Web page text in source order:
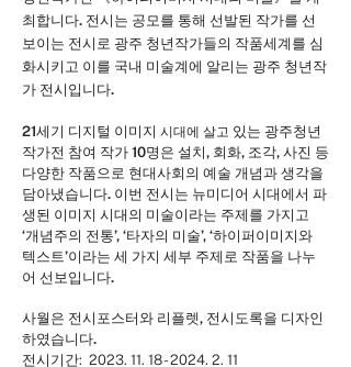
최합니다. 전시는 공모를 통해 선발된 작가를 선
보이는 전시로 광주 청년작가들의 작품세계를 심
화시키고 이를 국내 미술계에 알리는 광주 청년작
가 전시입니다.
21세기 디지털 이미지 시대에 살고 있는 광주청년
작가전 참여 작가 10명은 설치, 회화, 조각, 사진 등
다양한 작품으로 현대사회의 예술 개념과 생각을
담아냈습니다. 이번 전시는 뉴미디어 시대에서 파
생된 이미지 시대의 미술이라는 주제를 가지고
‘개념주의 전통’, ‘타자의 미술’, ‘하이퍼이미지와
텍스트’이라는 세 가지 세부 주제로 작품을 나누
어 선보입니다.
사월은 전시포스터와 리플렛, 전시도록을 디자인
하였습니다.
전시기간: 2023. 11. 18 - 2024. 2. 11